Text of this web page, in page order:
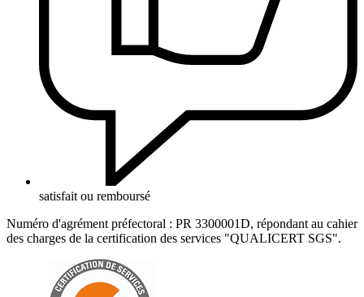
satisfait ou remboursé
Numéro d'agrément préfectoral : PR 3300001D, répondant au cahier
des charges de la certification des services "QUALICERT SGS".